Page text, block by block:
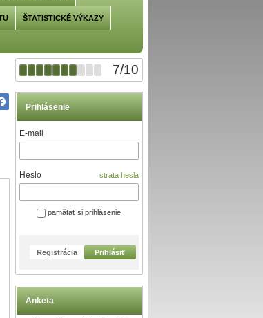
ŠTATISTICKÉ VÝKAZY
7/10
Prihlásenie
E-mail
Heslo strata hesla
pamätať si prihlásenie
Registrácia Prihlásiť
Anketa